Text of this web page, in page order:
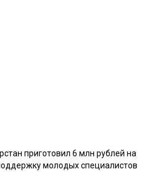
приготовил 6 млн рублей на
молодых специалистов